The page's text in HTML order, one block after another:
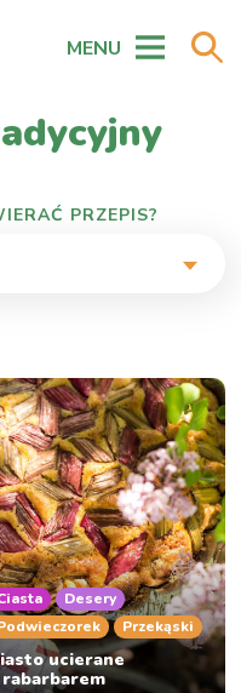
MENU
PRZEPIS?
Desery
Przekąski
ucierane
rabarbarem